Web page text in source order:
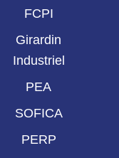
FCPI
Girardin
Industriel
PEA
SOFICA
PERP